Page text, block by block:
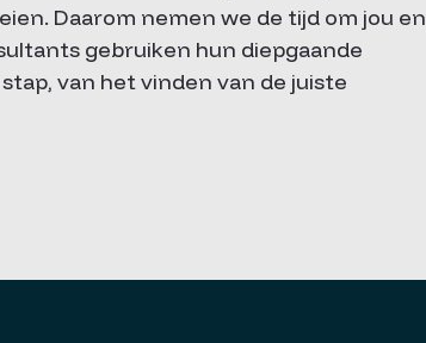
Daarom nemen we de tijd om jou en
gebruiken hun diepgaande
van het vinden van de juiste